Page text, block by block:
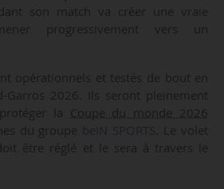
son match va créer une vraie
progressivement vers un
opérationnels et testés de bout en
Garros 2026. Ils seront pleinement
la Coupe du monde 2026
du groupe
. Le volet
être réglé et le sera à travers le